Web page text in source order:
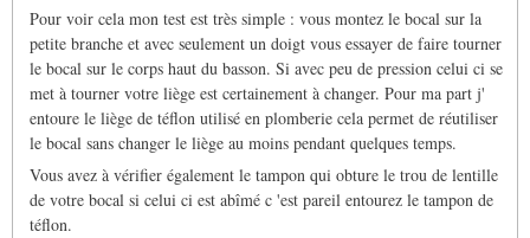
Pour voir cela mon test est très simple : vous montez le bocal sur la
petite branche et avec seulement un doigt vous essayer de faire tourner
le bocal sur le corps haut du basson. Si avec peu de pression celui ci se
met à tourner votre liège est certainement à changer. Pour ma part j'
entoure le liège de téflon utilisé en plomberie cela permet de réutiliser
le bocal sans changer le liège au moins pendant quelques temps.
Vous avez à vérifier également le tampon qui obture le trou de lentille
de votre bocal si celui ci est abîmé c 'est pareil entourez le tampon de
téflon.